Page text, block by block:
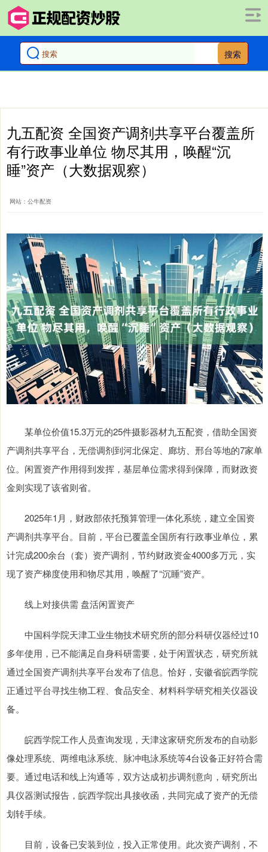
搜索
九五配资 全国资产调剂共享平台覆盖所
有行政事业单位 物尽其用，唤醒“沉
睡”资产（大数据观察）
网站：公牛配资
某单位价值15.3万元的25件摄影器材九五配资，借助全国资
产调剂共享平台，无偿调剂到河北保定、廊坊、邢台等地的7家单
位。闲置资产作用得到发挥，基层单位需求得到保障，而财政资
金则实现了该省则省。
2025年1月，财政部依托预算管理一体化系统，建立全国资
产调剂共享平台。目前，平台已覆盖全国所有行政事业单位，累
计完成200余台（套）资产调剂，节约财政资金4000多万元，实
现了资产梯度使用和物尽其用，唤醒了“沉睡”资产。
线上对接供需 盘活闲置资产
中国科学院天津工业生物技术研究所的部分科研仪器经过10
多年使用，已不能满足自身科研需要，处于闲置状态，研究所就
通过全国资产调剂共享平台发布了信息。恰好，安徽省皖西学院
正通过平台寻找生物工程、食品安全、材料科学研究相关仪器设
备。
皖西学院工作人员查询发现，天津这家研究所发布的自动影
像处理系统、两维电泳系统、脉冲电泳系统等4台设备正好符合需
要。通过电话和线上沟通等，双方达成初步调剂意向，研究所出
具仪器测试报告，皖西学院出具接收函，共同完成了资产的无偿
划转手续。
目前，设备已安装到位，投入正常使用。此次资产调剂，不